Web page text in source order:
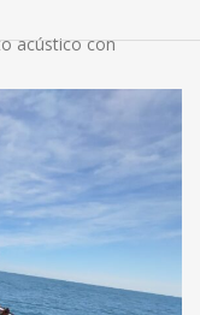
acústico con